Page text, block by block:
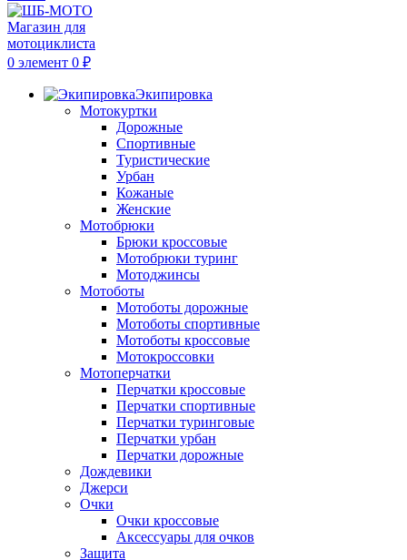
0 элемент 0 ₽
Экипировка
Мотокуртки
Дорожные
Спортивные
Туристические
Урбан
Кожаные
Женские
Мотобрюки
Брюки кроссовые
Мотобрюки туринг
Мотоджинсы
Мотоботы
Мотоботы дорожные
Мотоботы спортивные
Мотоботы кроссовые
Мотокроссовки
Мотоперчатки
Перчатки кроссовые
Перчатки спортивные
Перчатки туринговые
Перчатки урбан
Перчатки дорожные
Дождевики
Джерси
Очки
Очки кроссовые
Аксессуары для очков
Защита